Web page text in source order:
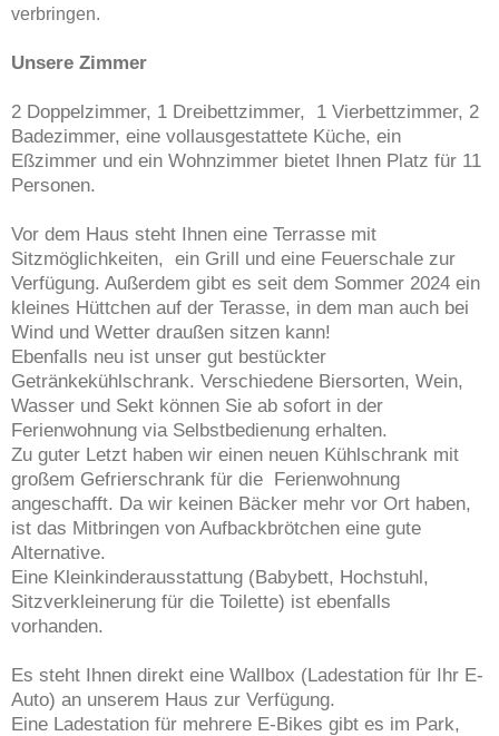
verbringen.
Unsere Zimmer
2 Doppelzimmer, 1 Dreibettzimmer, 1 Vierbettzimmer, 2
Badezimmer, eine vollausgestattete Küche, ein
Eßzimmer und ein Wohnzimmer bietet Ihnen Platz für 11
Personen.
Vor dem Haus steht Ihnen eine Terrasse mit
Sitzmöglichkeiten, ein Grill und eine Feuerschale zur
Verfügung. Außerdem gibt es seit dem Sommer 2024 ein
kleines Hüttchen auf der Terasse, in dem man auch bei
Wind und Wetter draußen sitzen kann!
Ebenfalls neu ist unser gut bestückter
Getränkekühlschrank. Verschiedene Biersorten, Wein,
Wasser und Sekt können Sie ab sofort in der
Ferienwohnung via Selbstbedienung erhalten.
Zu guter Letzt haben wir einen neuen Kühlschrank mit
großem Gefrierschrank für die Ferienwohnung
angeschafft. Da wir keinen Bäcker mehr vor Ort haben,
ist das Mitbringen von Aufbackbrötchen eine gute
Alternative.
Eine Kleinkinderausstattung (Babybett, Hochstuhl,
Sitzverkleinerung für die Toilette) ist ebenfalls
vorhanden.
Es steht Ihnen direkt eine Wallbox (Ladestation für Ihr E-
Auto) an unserem Haus zur Verfügung.
Eine Ladestation für mehrere E-Bikes gibt es im Park,